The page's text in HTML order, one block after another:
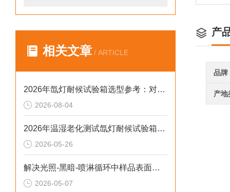
相关文章 / ARTICLE
2026年氙灯耐候试验箱选型参考：对标新标准与数据合规实践
2026-08-04
2026年温湿老化测试氙灯耐候试验箱排行榜：破解精度差、数据无效等行业痛点
2026-05-26
解决光照-黑暗-喷淋循环中样品表面凝露导致测试失真的2026选型标准
2026-05-07
产
品牌
产地